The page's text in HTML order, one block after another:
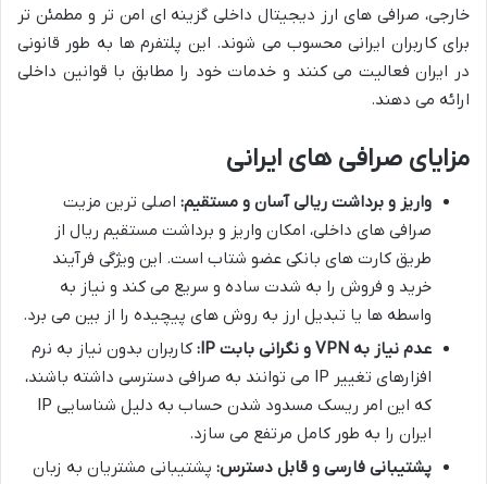
خارجی، صرافی های ارز دیجیتال داخلی گزینه ای امن تر و مطمئن تر
برای کاربران ایرانی محسوب می شوند. این پلتفرم ها به طور قانونی
در ایران فعالیت می کنند و خدمات خود را مطابق با قوانین داخلی
ارائه می دهند.
مزایای صرافی های ایرانی
واریز و برداشت ریالی آسان و مستقیم: اصلی ترین مزیت
صرافی های داخلی، امکان واریز و برداشت مستقیم ریال از
طریق کارت های بانکی عضو شتاب است. این ویژگی فرآیند
خرید و فروش را به شدت ساده و سریع می کند و نیاز به
واسطه ها یا تبدیل ارز به روش های پیچیده را از بین می برد.
عدم نیاز به VPN و نگرانی بابت IP:
کاربران بدون نیاز به نرم
افزارهای تغییر IP می توانند به صرافی دسترسی داشته باشند،
که این امر ریسک مسدود شدن حساب به دلیل شناسایی IP
ایران را به طور کامل مرتفع می سازد.
پشتیبانی فارسی و قابل دسترس: پشتیبانی مشتریان به زبان